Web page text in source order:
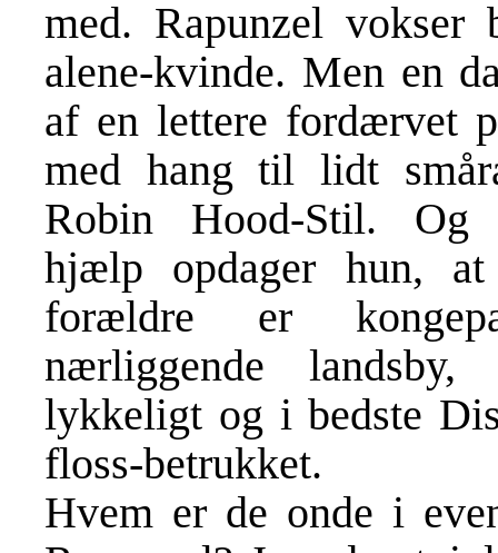
med. Rapunzel vokser
alene-kvinde. Men en
af en lettere fordærvet
med hang til lidt
Robin Hood-Stil. Og
hjælp opdager hun, at
forældre er
nærliggende
lykkeligt og i bedste
floss-betrukket.
Hvem er de onde i